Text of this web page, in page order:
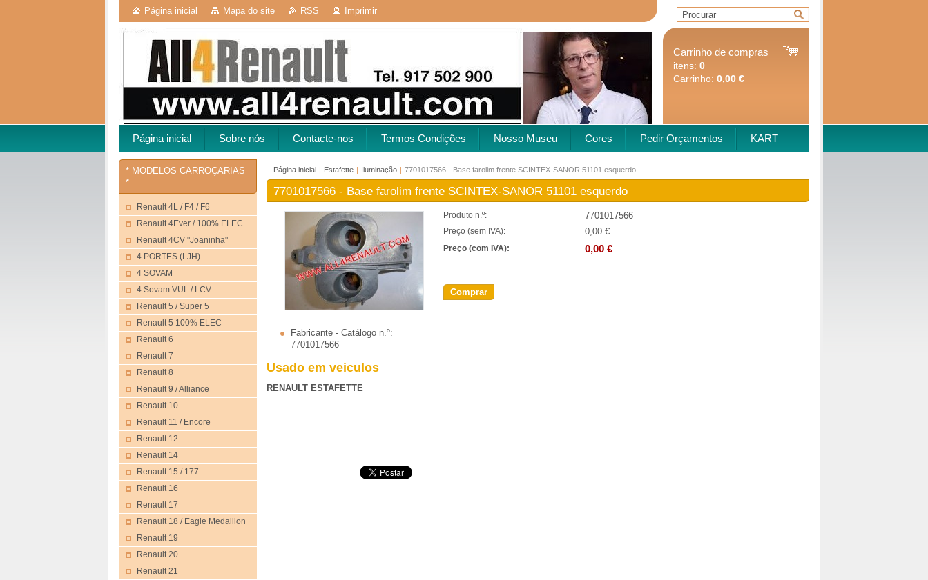
Página inicial Mapa do site RSS Imprimir
Carrinho de compras
itens: 0
Carrinho: 0,00 €
Página inicial Sobre nós Contacte-nos Termos Condições Nosso Museu Cores Pedir Orçamentos KART
Página inicial | Estafette | Iluminação | 7701017566 - Base farolim frente SCINTEX-SANOR 51101 esquerdo
7701017566 - Base farolim frente SCINTEX-SANOR 51101 esquerdo
Fabricante - Catálogo n.º:
7701017566
Produto n.º: 7701017566
Preço (sem IVA): 0,00 €
Preço (com IVA): 0,00 €
Comprar
Usado em veiculos
RENAULT ESTAFETTE
* MODELOS CARROÇARIAS
*
Renault 4L / F4 / F6
Renault 4Ever / 100% ELEC
Renault 4CV "Joaninha"
4 PORTES (LJH)
4 SOVAM
4 Sovam VUL / LCV
Renault 5 / Super 5
Renault 5 100% ELEC
Renault 6
Renault 7
Renault 8
Renault 9 / Alliance
Renault 10
Renault 11 / Encore
Renault 12
Renault 14
Renault 15 / 177
Renault 16
Renault 17
Renault 18 / Eagle Medallion
Renault 19
Renault 20
Renault 21